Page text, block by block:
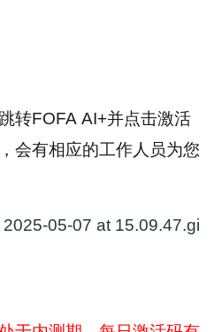
转FOFA AI+并点击激活
会有相应的工作人员为您